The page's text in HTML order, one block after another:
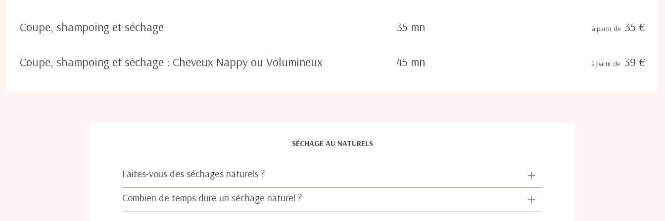
Coupe, shampoing et séchage 35 mn à partir de 35 €
Coupe, shampoing et séchage : Cheveux Nappy ou Volumineux 45 mn à partir de 39 €
SÉCHAGE AU NATURELS
Faites-vous des séchages naturels ?
Combien de temps dure un séchage naturel ?